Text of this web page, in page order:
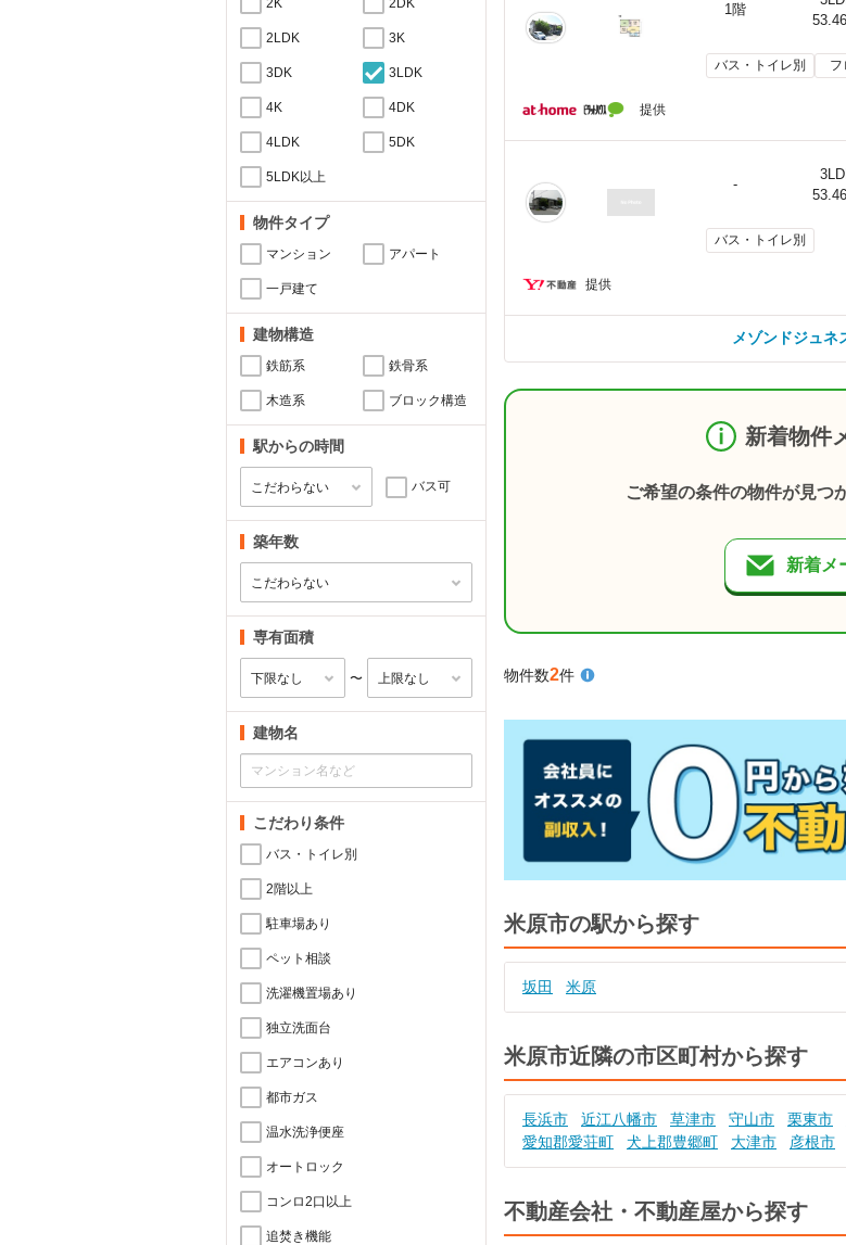
2LDK 3K
3DK 3LDK
4K 4DK
4LDK 5DK
5LDK以上
物件タイプ
マンション アパート
一戸建て
建物構造
鉄筋系 鉄骨系
木造系 ブロック構造
駅からの時間
バス可
築年数
専有面積
〜
建物名
こだわり条件
バス・トイレ別
2階以上
駐車場あり
ペット相談
洗濯機置場あり
独立洗面台
エアコンあり
都市ガス
温水洗浄便座
オートロック
コンロ2口以上
追焚き機能
1階
バス・トイレ別 フ
提供
-
バス・トイレ別
提供
メゾンドジュネ
新着物件
ご希望の条件の物件が見つ
新着メ
物件数2件
米原市の駅から探す
坂田 米原
米原市近隣の市区町村から探す
長浜市 近江八幡市 草津市 守山市 栗東市
愛知郡愛荘町
犬上郡豊郷町 大津市 彦根市
不動産会社・不動産屋から探す